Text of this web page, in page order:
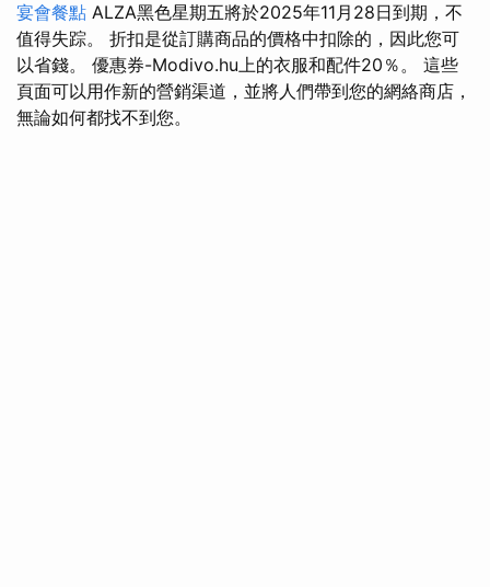
宴會餐點 ALZA黑色星期五將於2025年11月28日到期，不
值得失踪。 折扣是從訂購商品的價格中扣除的，因此您可
以省錢。 優惠券-Modivo.hu上的衣服和配件20％。 這些
頁面可以用作新的營銷渠道，並將人們帶到您的網絡商店，
無論如何都找不到您。